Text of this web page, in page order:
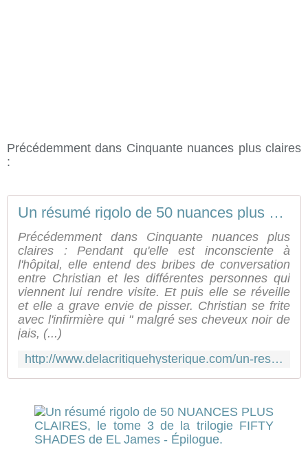
Précédemment dans Cinquante nuances plus claires
:
Un résumé rigolo de 50 nuances plus claires, le tome 3 de la trilogie Fifty Shades de EL James - Partie 4. - De La Critique Hystérique
Précédemment dans Cinquante nuances plus
claires : Pendant qu'elle est inconsciente à
l'hôpital, elle entend des bribes de conversation
entre Christian et les différentes personnes qui
viennent lui rendre visite. Et puis elle se réveille
et elle a grave envie de pisser. Christian se frite
avec l'infirmière qui " malgré ses cheveux noir de
jais, (...)
http://www.delacritiquehysterique.com/un-resume-rigolo-de-50-nuances-plus-claires-le-tome-3-de-la-trilogie-fifty-shades-de-el-james-partie-4